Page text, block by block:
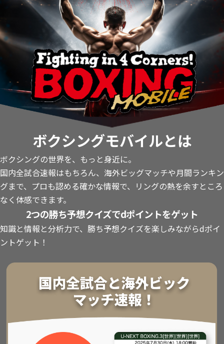
ボクシングモバイルとは
ボクシングの世界を、もっと身近に。
国内全試合速報はもちろん、海外ビッグマッチや月間ランキン
グまで、プロも認める確かな情報で、リングの熱を余すところ
なく体感できます。
2つの勝ち予想クイズでdポイントをゲット
知識と情報と分析力で、勝ち予想クイズを楽しみながらdポイ
ントゲット！